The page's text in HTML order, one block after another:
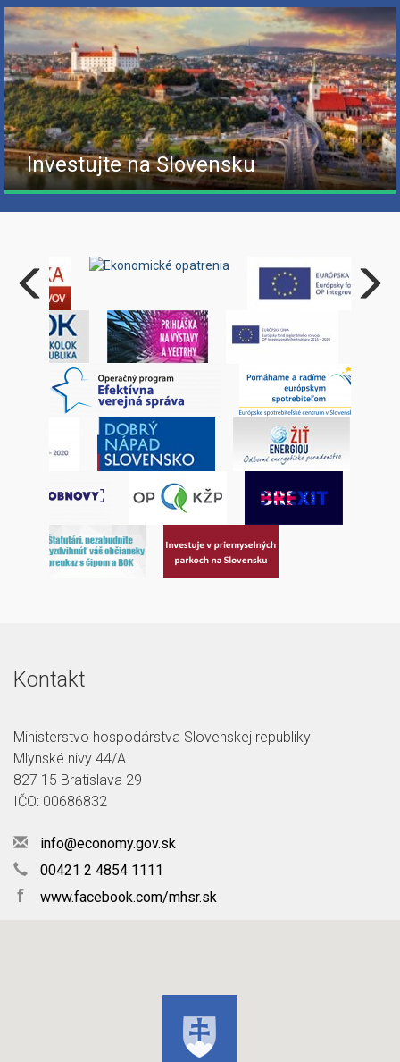
Investujte na Slovensku
Kontakt
Ministerstvo hospodárstva Slovenskej republiky
Mlynské nivy 44/A
827 15 Bratislava 29
IČO: 00686832
info@economy.gov.sk
00421 2 4854 1111
f www.facebook.com/mhsr.sk